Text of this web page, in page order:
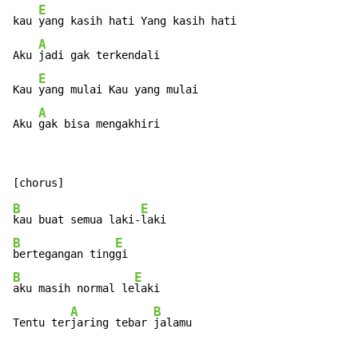
kau
E
yang kasih hati Yang kasih hati
Aku
A
jadi gak terkendali
Kau
E
yang mulai Kau yang mulai
Aku
A
gak bisa mengakhiri
B
kau buat semua laki-
E
B
bertegangan ting
E
B
aku masih normal le
E
laki
Tentu ter
A
jaring tebar
B
jalamu